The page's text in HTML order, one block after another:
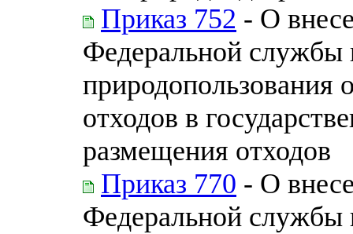
Приказ 752 - О
Федеральной службы
природопользования
отходов в
размещения отходов
Приказ 770 - О
Федеральной службы